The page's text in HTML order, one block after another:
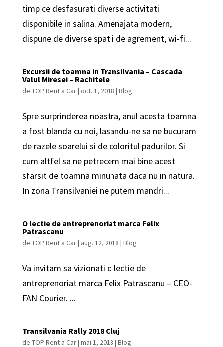
timp ce desfasurati diverse activitati
disponibile in salina. Amenajata modern,
dispune de diverse spatii de agrement, wi-fi...
Excursii de toamna in Transilvania – Cascada
Valul Miresei – Rachitele
de TOP Rent a Car| oct. 1, 2018 | Blog
Spre surprinderea noastra, anul acesta toamna
a fost blanda cu noi, lasandu-ne sa ne bucuram
de razele soarelui si de coloritul padurilor. Si
cum altfel sa ne petrecem mai bine acest
sfarsit de toamna minunata daca nu in natura.
In zona Transilvaniei ne putem mandri...
O lectie de antreprenoriat marca Felix
Patrascanu
de TOP Rent a Car| aug. 12, 2018 | Blog
Va invitam sa vizionati o lectie de
antreprenoriat marca Felix Patrascanu – CEO-
FAN Courier. ...
Transilvania Rally 2018 Cluj
de TOP Rent a Car| mai 1, 2018 | Blog